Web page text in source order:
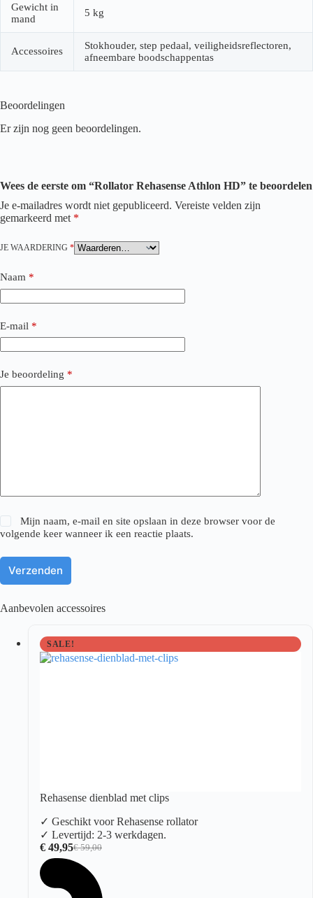
Gewicht in
mand
5 kg
Accessoires
Stokhouder, step pedaal, veiligheidsreflectoren,
afneembare boodschappentas
Beoordelingen
Er zijn nog geen beoordelingen.
Wees de eerste om “Rollator Rehasense Athlon HD” te beoordelen
Je e-mailadres wordt niet gepubliceerd. Vereiste velden zijn
gemarkeerd met *
JE WAARDERING *
Naam *
E-mail *
Je beoordeling *
Mijn naam, e-mail en site opslaan in deze browser voor de
volgende keer wanneer ik een reactie plaats.
Verzenden
Aanbevolen accessoires
SALE!
Rehasense dienblad met clips
✓ Geschikt voor Rehasense rollator
✓ Levertijd: 2-3 werkdagen.
€59,00
Oorspronkelijke
prijs
€ 59,00.
€ 49,95Huidige
prijs
€ 49,95.